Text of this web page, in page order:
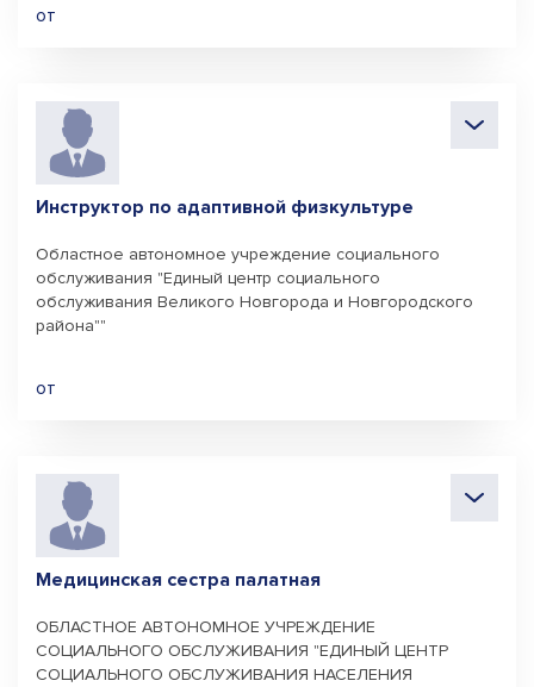
от
Инструктор по адаптивной физкультуре
Областное автономное учреждение социального
обслуживания "Единый центр социального
обслуживания Великого Новгорода и Новгородского
района""
от
Медицинская сестра палатная
ОБЛАСТНОЕ АВТОНОМНОЕ УЧРЕЖДЕНИЕ
СОЦИАЛЬНОГО ОБСЛУЖИВАНИЯ "ЕДИНЫЙ ЦЕНТР
СОЦИАЛЬНОГО ОБСЛУЖИВАНИЯ НАСЕЛЕНИЯ